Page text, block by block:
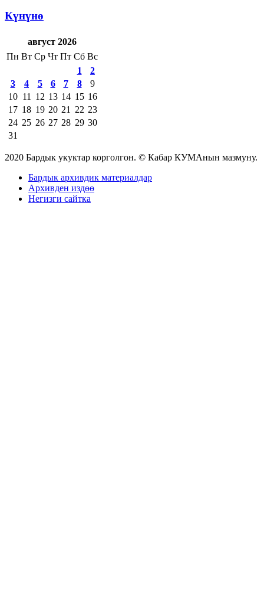
Күнүнө
август 2026
Пн Вт Ср Чт Пт Сб Вс
1
2
3
4 5 6 7 8
9
10 11 12 13 14 15 16
17 18 19 20 21 22 23
24 25 26 27 28 29 30
31
2020 Бардык укуктар корголгон. © Кабар КУМАнын мазмуну.
Бардык архивдик материалдар
Архивден издөө
Негизги сайтка